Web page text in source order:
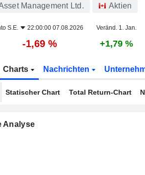
Management Ltd. Aktien
S.E. 22:00:00 07.08.2026 Veränd. 1. Jan.
-1,69 % +1,79 %
Charts Nachrichten
Statischer Chart Total Return-Chart
Analyse